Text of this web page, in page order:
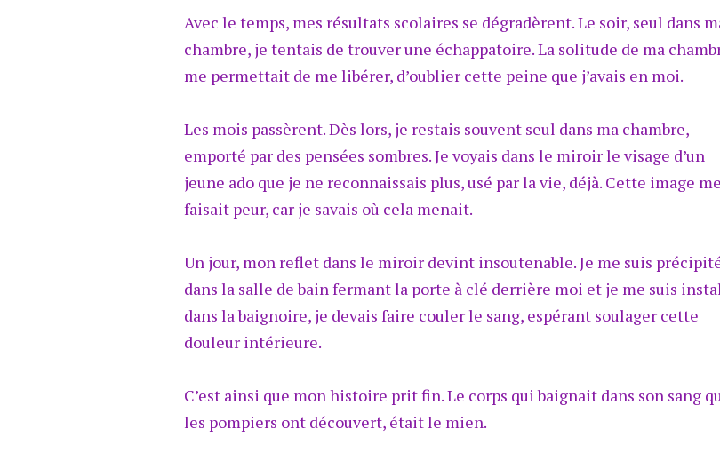
Avec le temps, mes résultats scolaires se dégradèrent. Le soir, seul dans
chambre, je tentais de trouver une échappatoire. La solitude de ma
me permettait de me libérer, d’oublier cette peine que j’avais en moi.
Les mois passèrent. Dès lors, je restais souvent seul dans ma chambre,
emporté par des pensées sombres. Je voyais dans le miroir le visage d’un
jeune ado que je ne reconnaissais plus, usé par la vie, déjà. Cette image me
faisait peur, car je savais où cela menait.
Un jour, mon reflet dans le miroir devint insoutenable. Je me suis
dans la salle de bain fermant la porte à clé derrière moi et je me suis
dans la baignoire, je devais faire couler le sang, espérant soulager cette
douleur intérieure.
C’est ainsi que mon histoire prit fin. Le corps qui baignait dans son sang
les pompiers ont découvert, était le mien.